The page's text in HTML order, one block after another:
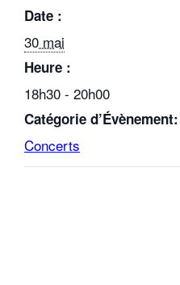
Date :
30 mai
Heure :
18h30 - 20h00
Catégorie d’Évènement:
Concerts